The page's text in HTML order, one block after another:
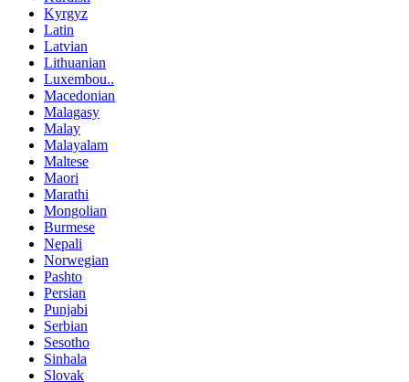
Kyrgyz
Latin
Latvian
Lithuanian
Luxembou..
Macedonian
Malagasy
Malay
Malayalam
Maltese
Maori
Marathi
Mongolian
Burmese
Nepali
Norwegian
Pashto
Persian
Punjabi
Serbian
Sesotho
Sinhala
Slovak